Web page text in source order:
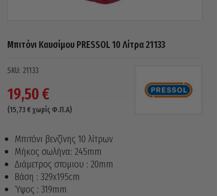
Μπιτόνι Καυσίμου PRESSOL 10 Λίτρα 21133
21133
19,50€
(15,73 € χωρίς Φ.Π.Α)
Μπιτόνι βενζίνης 10 λίτρων
Μήκος σωλήνα: 245mm
Διάμετρος στομιου : 20mm
Βάση : 329x195cm
Ύψος : 319mm